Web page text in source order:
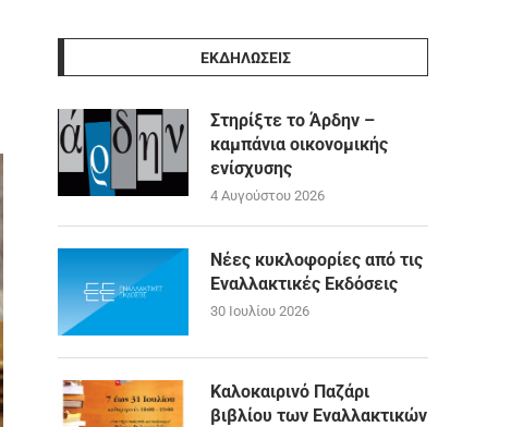
ΕΚΔΗΛΩΣΕΙΣ
Στηρίξτε το Άρδην –
καμπάνια οικονομικής
ενίσχυσης
4 Αυγούστου 2026
Νέες κυκλοφορίες από τις
Εναλλακτικές Εκδόσεις
30 Ιουλίου 2026
Καλοκαιρινό Παζάρι
βιβλίου των Εναλλακτικών